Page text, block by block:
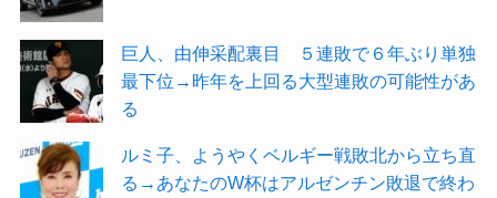
巨人、由伸采配裏目 ５連敗で６年ぶり単独
最下位→昨年を上回る大型連敗の可能性があ
る
ルミ子、ようやくベルギー戦敗北から立ち直
る→あなたのW杯はアルゼンチン敗退で終わ